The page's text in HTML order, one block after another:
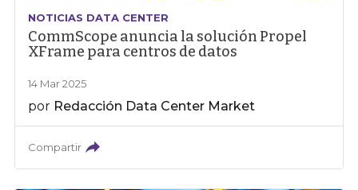
NOTICIAS DATA CENTER
CommScope anuncia la solución Propel
XFrame para centros de datos
14 Mar 2025
por Redacción Data Center Market
Compartir